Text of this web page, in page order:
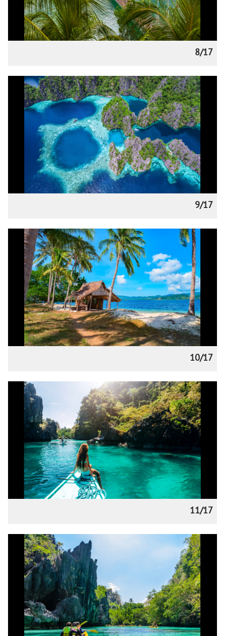
8/17
9/17
10/17
11/17